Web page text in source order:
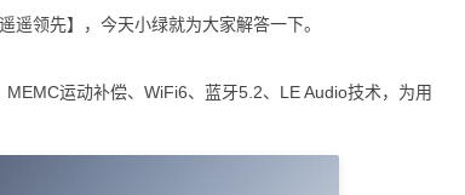
领先】，今天小绿就为大家解答一下。
运动补偿、WiFi6、蓝牙5.2、LE Audio技术，为用